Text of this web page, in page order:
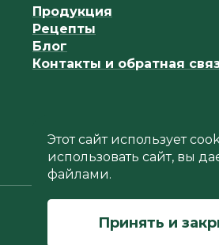
Продукция
Рецепты
Блог
Контакты и обратная
Этот сайт использует
использовать сайт, вы
файлами.
Принять и